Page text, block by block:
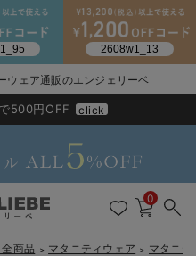
ウェア通販のエンジェリーベ
7,700円以上で送料無料
500円OFF click
0
商品 ＞ マタニティウェア ＞ マタニテ